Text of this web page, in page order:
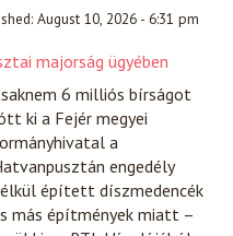
August 10, 2026 - 6:31 pm
majorság ügyében
6 milliós bírságot
ki a Fejér megyei
a
engedély
épített díszmedencék
más építmények miatt –